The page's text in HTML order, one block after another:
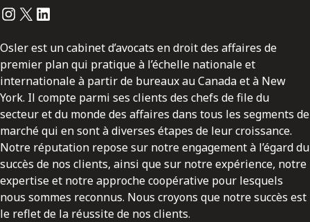
Instagram
Twitter
LinkedIn
Osler est un cabinet d’avocats en droit des affaires de
premier plan qui pratique à l’échelle nationale et
internationale à partir de bureaux au Canada et à New
York. Il compte parmi ses clients des chefs de file du
secteur et du monde des affaires dans tous les segments de
marché qui en sont à diverses étapes de leur croissance.
Notre réputation repose sur notre engagement à l’égard du
succès de nos clients, ainsi que sur notre expérience, notre
expertise et notre approche coopérative pour lesquels
nous sommes reconnus. Nous croyons que notre succès est
le reflet de la réussite de nos clients.